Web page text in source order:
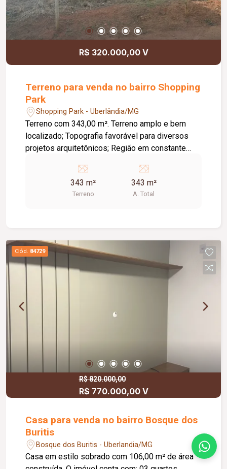
R$ 320.000,00 V
Terreno para venda no bairro Shopping
Park
Shopping Park - Uberlândia/MG
Terreno com 343,00 m². Terreno amplo e bem
localizado; Topografia favorável para diversos
projetos arquitetônicos; Região em constante
investimento; Fácil acesso às principais vias da
cidade; Próximo a comércios, escolas,
supermercados e diversos serviços.
343 m²
Terreno
343 m²
A. Total
Cód. 84729
R$ 820.000,00
R$ 770.000,00 V
Casa para venda no bairro Bosque dos
Buritis
Bosque dos Buritis - Uberlandia/MG
Casa em estilo sobrado com 106,00 m² de área